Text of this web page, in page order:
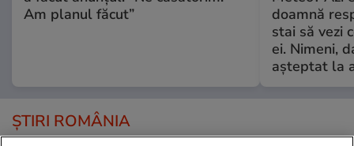
Am planul făcut”
doamnă
stai să vezi
ei. Nimeni,
așteptat la
ȘTIRI ROMÂNIA